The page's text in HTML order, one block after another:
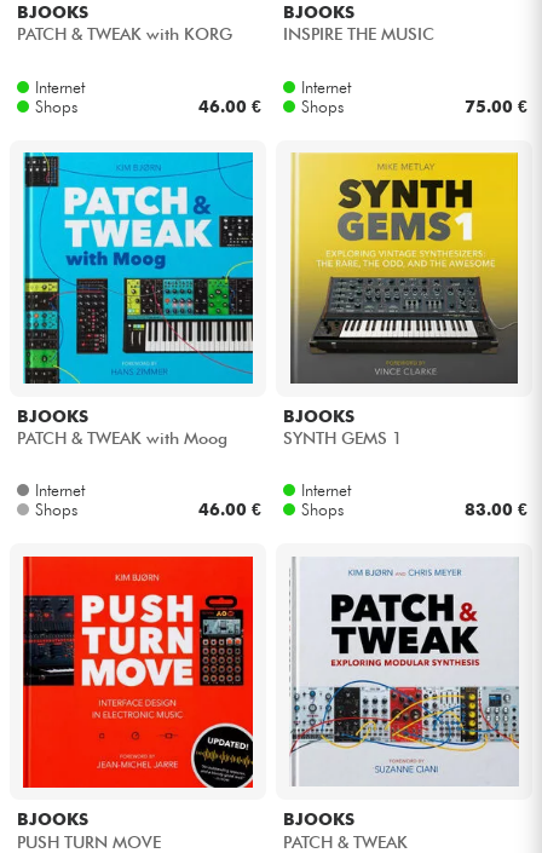
Blasinstrumente
Violinen & Quartett
Kinder
Kabel & Zubehöre
HiFi
Sehen Sie sich unsere Marken an
BJOOKS
PATCH & TWEAK with KORG
Internet
Shops
46.00 €
BJOOKS
INSPIRE THE MUSIC
Internet
Shops
75.00 €
BJOOKS
PATCH & TWEAK with Moog
Internet
Shops
46.00 €
BJOOKS
SYNTH GEMS 1
Internet
Shops
83.00 €
BJOOKS
PUSH TURN MOVE
BJOOKS
PATCH & TWEAK